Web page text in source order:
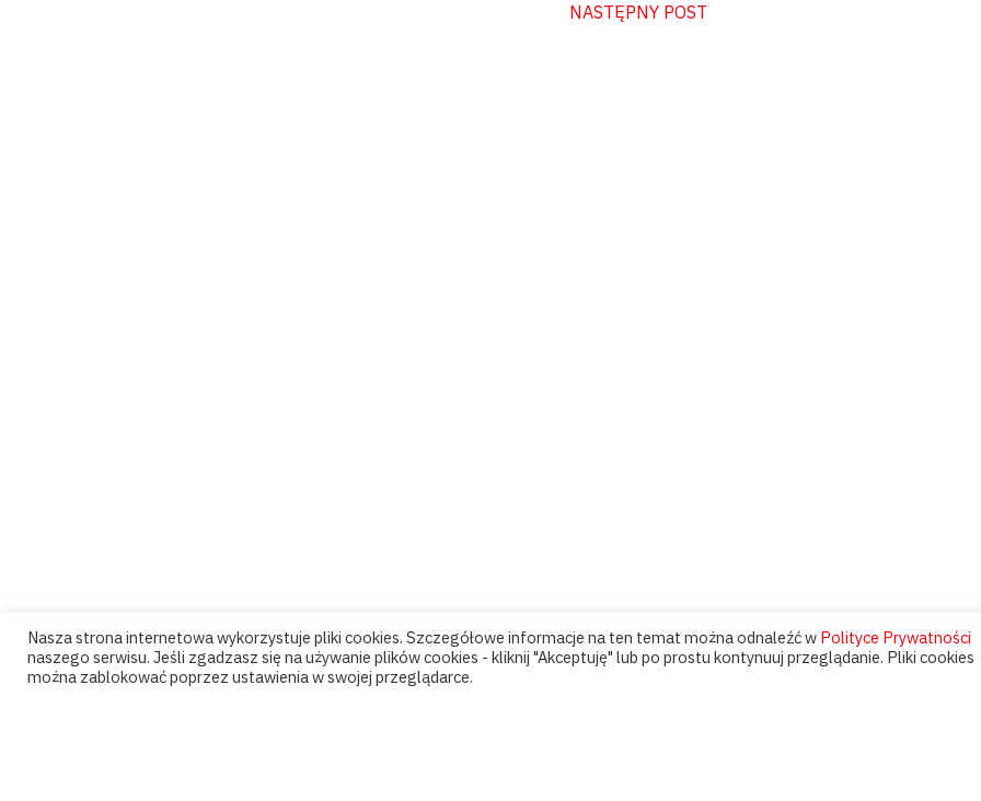
NASTĘPNY POST
Nasza strona internetowa wykorzystuje pliki cookies. Szczegółowe informacje na ten temat można odnaleźć w Polityce Prywatności
naszego serwisu. Jeśli zgadzasz się na używanie plików cookies - kliknij "Akceptuję" lub po prostu kontynuuj przeglądanie. Pliki cookies
można zablokować poprzez ustawienia w swojej przeglądarce.